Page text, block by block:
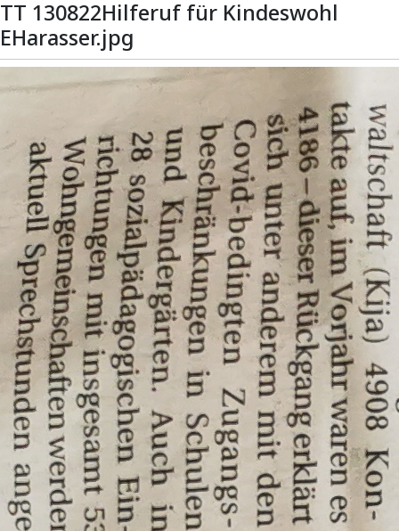
TT 130822Hilferuf für Kindeswohl
EHarasser.jpg